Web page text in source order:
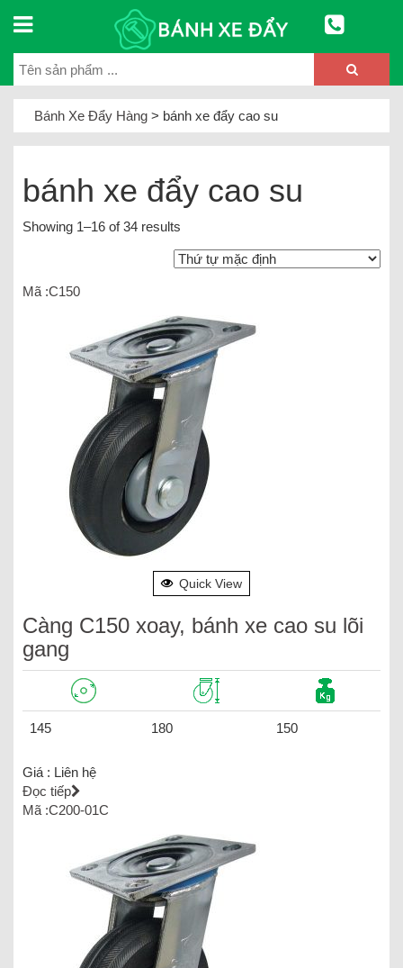
Bánh Xe Đẩy Hàng > bánh xe đẩy cao su
bánh xe đẩy cao su
Showing 1–16 of 34 results
Mã :C150
Quick View
Càng C150 xoay, bánh xe cao su lõi
gang
145 180 150
Giá : Liên hệ
Đọc tiếp
Mã :C200-01C